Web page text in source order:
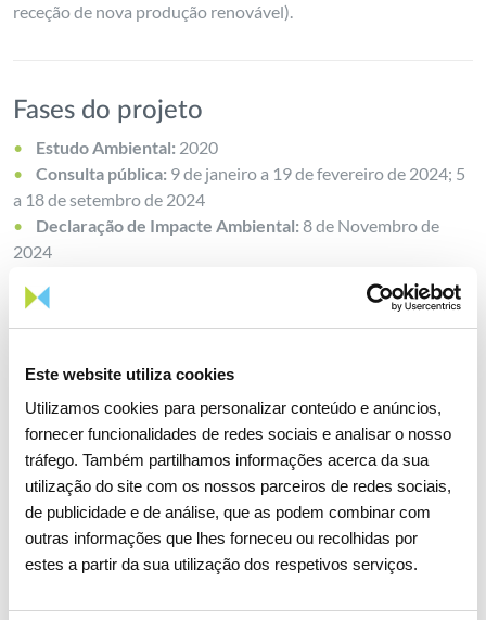
Este website utiliza cookies
Utilizamos cookies para personalizar conteúdo e anúncios,
fornecer funcionalidades de redes sociais e analisar o nosso
tráfego. Também partilhamos informações acerca da sua
utilização do site com os nossos parceiros de redes sociais,
de publicidade e de análise, que as podem combinar com
outras informações que lhes forneceu ou recolhidas por
estes a partir da sua utilização dos respetivos serviços.
receção de nova produção renovável).
Fases do projeto
Estudo Ambiental: 2020
Consulta pública: 9 de janeiro a 19 de fevereiro de 2024; 5
a 18 de setembro de 2024
Declaração de Impacte Ambiental: 8 de Novembro de
2024
Contacto com proprietários:
novembro 2025
Construção:----
Infraestruturas previstas
Linha elétrica entre a subestação de Alqueva e a
subestação do Divor, a 400 kV